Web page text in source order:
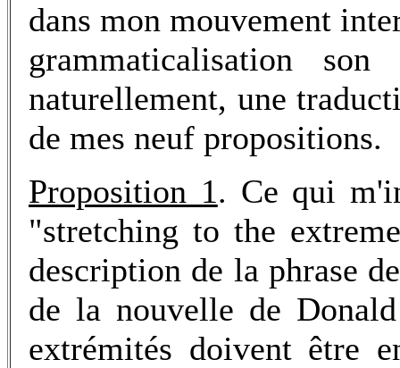
dans mon mouvement
grammaticalisation
naturellement, une
de mes neuf propositions.
Proposition 1. Ce qui
"stretching to the
description de la phrase
de la nouvelle de
extrémités doivent être